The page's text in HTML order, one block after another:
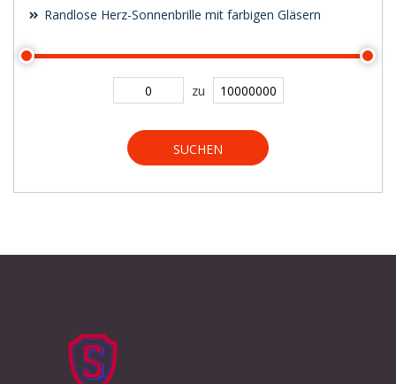
Randlose Herz-Sonnenbrille mit farbigen Gläsern
zu
SUCHEN